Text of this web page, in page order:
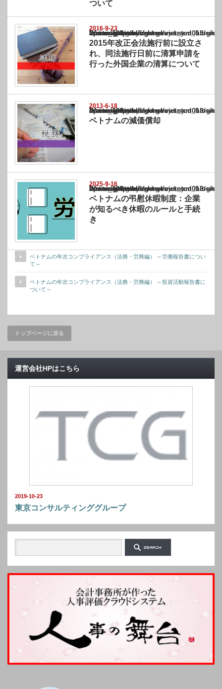
ついて
2016-9-23
Warning
: Undefined array key "show_category" in
/home/netst/kuno-cpa.co.jp/public_html/vietnam_blog/wp-content/themes/
on line183
2015年改正会法施行前に設立さ
れ、同法施行日前に清算申請を
行った外国企業の清算について
2013-6-18
Warning
: Undefined array key "show_category" in
/home/netst/kuno-cpa.co.jp/public_html/vietnam_blog/wp-content/themes/
on line183
ベトナムの減価償却
2025-9-16
Warning
: Undefined array key "show_category" in
/home/netst/kuno-cpa.co.jp/public_html/vietnam_blog/wp-content/themes/
on line183
ベトナムの弔慰休暇制度：企業
が知るべき休暇のルールと手続
き
ベトナムの年次コンプライアンス（法務・労務編） ～労働報告書につい
て～
ベトナムの年次コンプライアンス（法務・労務編） ～投資活動報告書に
ついて～
トップページに戻る
運営会社HPはこちら
2019-10-23
東京コンサルティンググループ